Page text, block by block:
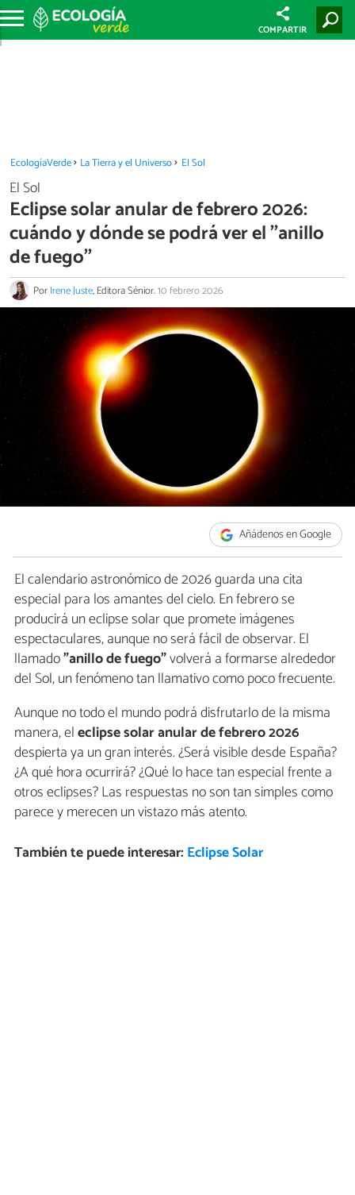
COMPARTIR
EcologíaVerde La Tierra y el Universo El Sol
El Sol
Eclipse solar anular de febrero 2026:
cuándo y dónde se podrá ver el ''anillo
de fuego''
PorIrene Juste, Editora Sénior.10 febrero 2026
Añádenos en Google
El calendario astronómico de 2026 guarda una cita
especial para los amantes del cielo. En febrero se
producirá un eclipse solar que promete imágenes
espectaculares, aunque no será fácil de observar. El
llamado"anillo de fuego"volverá a formarse alrededor
del Sol, un fenómeno tan llamativo como poco frecuente.
Aunque no todo el mundo podrá disfrutarlo de la misma
manera, eleclipse solar anular de febrero 2026
despierta ya un gran interés. ¿Será visible desde España?
¿A qué hora ocurrirá? ¿Qué lo hace tan especial frente a
otros eclipses? Las respuestas no son tan simples como
parece y merecen un vistazo más atento.
También te puede interesar: Eclipse Solar